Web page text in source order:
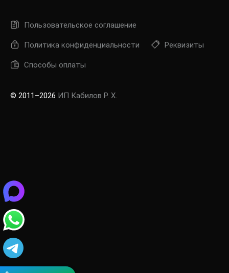
Пользовательское соглашение
Политика конфиденциальности Реквизиты
Способы оплаты
© 2011–2026 ИП Кабилов Р. Х.